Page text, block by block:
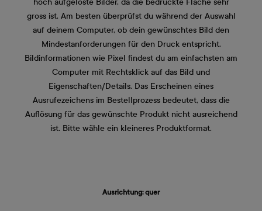
gross ist. Am besten überprüfst du während der Auswahl
auf deinem Computer, ob dein gewünschtes Bild den
Mindestanforderungen für den Druck entspricht.
Bildinformationen wie Pixel findest du am einfachsten am
Computer mit Rechtsklick auf das Bild und
Eigenschaften/Details. Das Erscheinen eines
Ausrufezeichens im Bestellprozess bedeutet, dass die
Auflösung für das gewünschte Produkt nicht ausreichend
ist. Bitte wähle ein kleineres Produktformat.
Ausrichtung: quer